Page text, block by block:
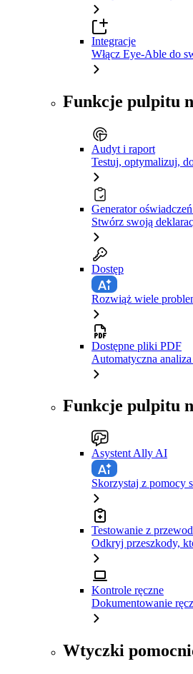
Integracje
Włącz Eye-Able do
Funkcje pulpitu
Audyt i raport
Testuj, optymalizuj,
Generator
Stwórz swoją
Dostęp
Rozwiąż wiele
Dostępne pliki PDF
Automatyczna
Funkcje pulpitu
Asystent Ally AI
Skorzystaj z pomocy
Testowanie z
Odkryj przeszkody,
Kontrole ręczne
Dokumentowanie
Wtyczki